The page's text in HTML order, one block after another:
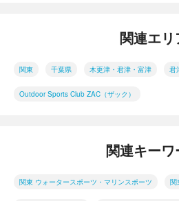
関連エリ
関東 千葉県 木更津・君津・富津 君
Outdoor Sports Club ZAC（ザック）
関連キーワ
関東 ウォータースポーツ・マリンスポーツ 関